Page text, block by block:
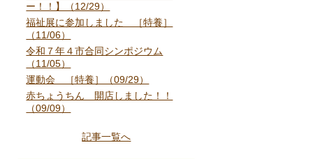
ー！！】（12/29）
福祉展に参加しました ［特養］
（11/06）
令和７年４市合同シンポジウム
（11/05）
運動会 ［特養］（09/29）
赤ちょうちん 開店しました！！
（09/09）
記事一覧へ